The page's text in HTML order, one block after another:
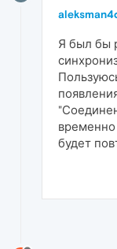
Я был бы
будет